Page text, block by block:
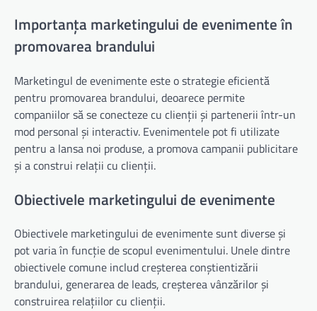
Importanța marketingului de evenimente în
promovarea brandului
Marketingul de evenimente este o strategie eficientă
pentru promovarea brandului, deoarece permite
companiilor să se conecteze cu clienții și partenerii într-un
mod personal și interactiv. Evenimentele pot fi utilizate
pentru a lansa noi produse, a promova campanii publicitare
și a construi relații cu clienții.
Obiectivele marketingului de evenimente
Obiectivele marketingului de evenimente sunt diverse și
pot varia în funcție de scopul evenimentului. Unele dintre
obiectivele comune includ creșterea conștientizării
brandului, generarea de leads, creșterea vânzărilor și
construirea relațiilor cu clienții.